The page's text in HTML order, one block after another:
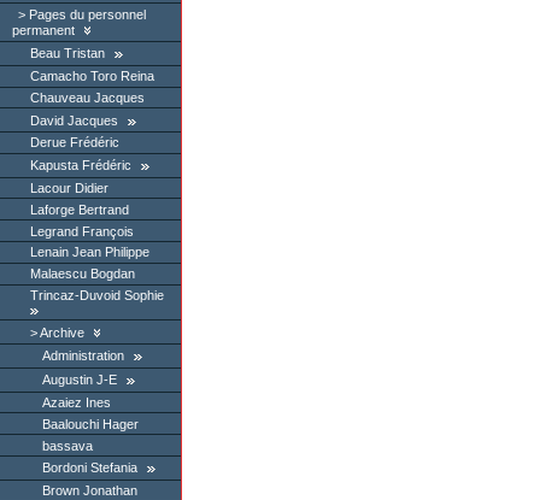
Pages du personnel
permanent
Beau Tristan
Camacho Toro Reina
Chauveau Jacques
David Jacques
Derue Frédéric
Kapusta Frédéric
Lacour Didier
Laforge Bertrand
Legrand François
Lenain Jean Philippe
Malaescu Bogdan
Trincaz-Duvoid Sophie
Archive
Administration
Augustin J-E
Azaiez Ines
Baalouchi Hager
bassava
Bordoni Stefania
Brown Jonathan